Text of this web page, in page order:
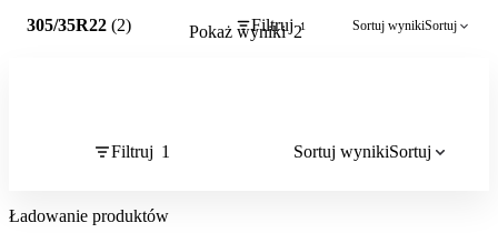
Pokaż wyniki 2
305/35R22 (2) Filtruj 1 Sortuj wynikiSortuj
Filtruj 1 Sortuj wynikiSortuj
Ładowanie produktów